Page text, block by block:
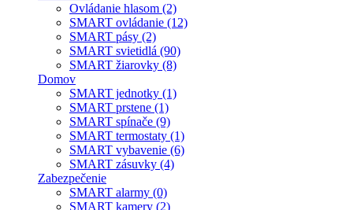
Ovládanie hlasom (2)
SMART ovládanie (12)
SMART pásy (2)
SMART svietidlá (90)
SMART žiarovky (8)
Domov
SMART jednotky (1)
SMART prstene (1)
SMART spínače (9)
SMART termostaty (1)
SMART vybavenie (6)
SMART zásuvky (4)
Zabezpečenie
SMART alarmy (0)
SMART kamery (2)